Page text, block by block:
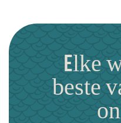
Elke
beste